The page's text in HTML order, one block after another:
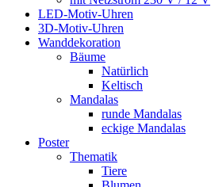
LED-Motiv-Uhren
3D-Motiv-Uhren
Wanddekoration
Bäume
Natürlich
Keltisch
Mandalas
runde Mandalas
eckige Mandalas
Poster
Thematik
Tiere